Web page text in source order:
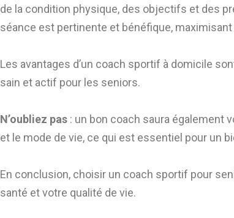
de la condition physique, des objectifs et des
séance est pertinente et bénéfique,
Les avantages d’un coach sportif à domicile
sain et actif pour les seniors.
N’oubliez pas : un bon coach saura également
et le mode de vie, ce qui est essentiel pour un
En conclusion, choisir un coach sportif pour
santé et votre qualité de vie.